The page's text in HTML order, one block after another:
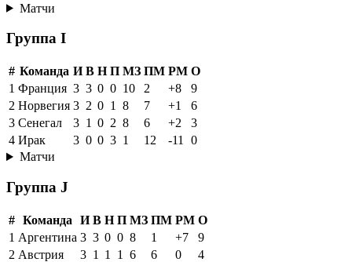
Матчи
Группа I
# Команда И В Н П МЗ ПМ РМ О
1 Франция 3 3 0 0 10 2 +8
9
2 Норвегия 3 2 0 1 8 7 +1
6
3 Сенегал 3 1 0 2 8 6 +2
3
4 Ирак 3 0 0 3 1 12 -11
0
Матчи
Группа J
# Команда И В Н П МЗ ПМ РМ О
1 Аргентина 3 3 0 0 8 1 +7
9
2 Австрия 3 1 1 1 6 6 0
4